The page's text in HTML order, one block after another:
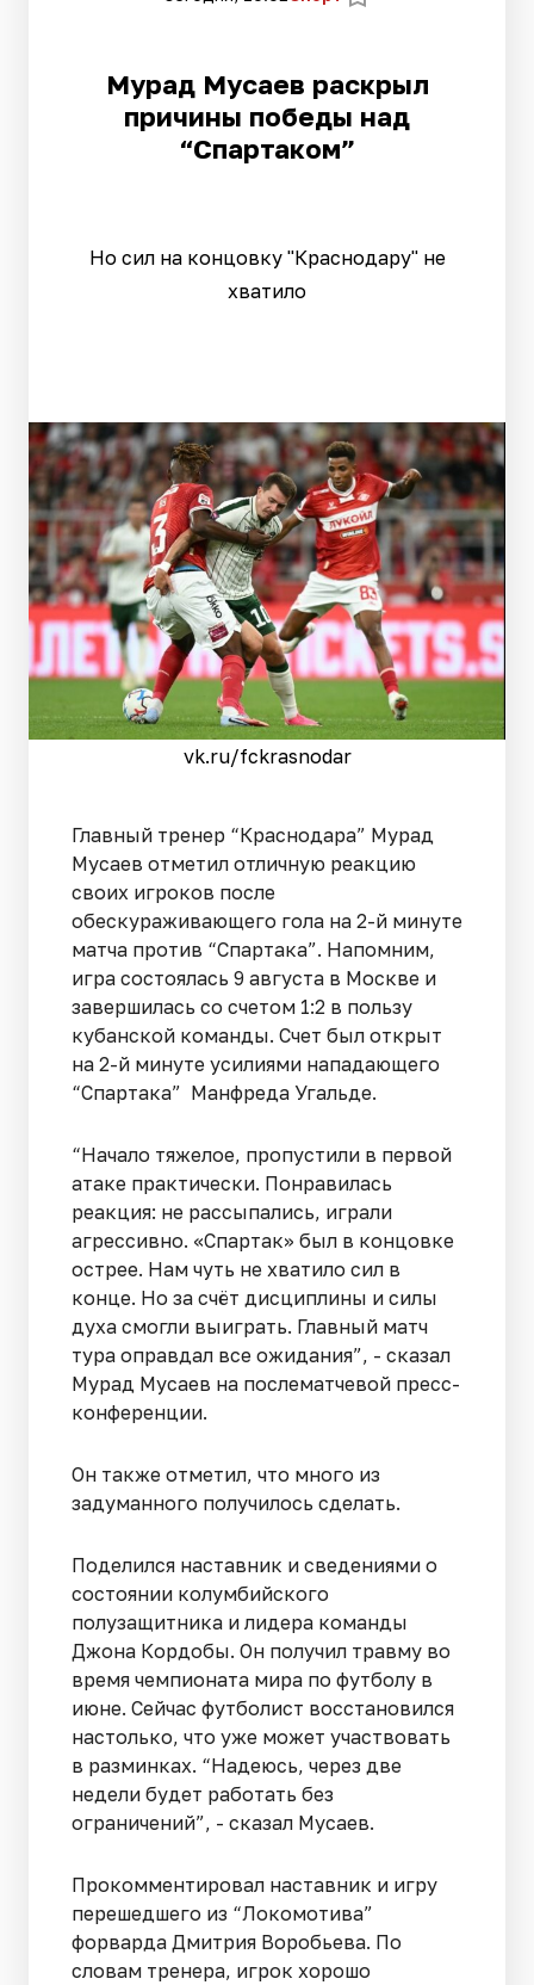
Мурад Мусаев раскрыл
причины победы над
“Спартаком”
Но сил на концовку "Краснодару" не
хватило
vk.ru/fckrasnodar
Главный тренер “Краснодара” Мурад
Мусаев отметил отличную реакцию
своих игроков после
обескураживающего гола на 2-й минуте
матча против “Спартака”. Напомним,
игра состоялась 9 августа в Москве и
завершилась со счетом 1:2 в пользу
кубанской команды. Счет был открыт
на 2-й минуте усилиями нападающего
“Спартака” Манфреда Угальде.
“Начало тяжелое, пропустили в первой
атаке практически. Понравилась
реакция: не рассыпались, играли
агрессивно. «Спартак» был в концовке
острее. Нам чуть не хватило сил в
конце. Но за счёт дисциплины и силы
духа смогли выиграть. Главный матч
тура оправдал все ожидания”, - сказал
Мурад Мусаев на послематчевой пресс-
конференции.
Он также отметил, что много из
задуманного получилось сделать.
Поделился наставник и сведениями о
состоянии колумбийского
полузащитника и лидера команды
Джона Кордобы. Он получил травму во
время чемпионата мира по футболу в
июне. Сейчас футболист восстановился
настолько, что уже может участвовать
в разминках. “Надеюсь, через две
недели будет работать без
ограничений”, - сказал Мусаев.
Прокомментировал наставник и игру
перешедшего из “Локомотива”
форварда Дмитрия Воробьева. По
словам тренера, игрок хорошо